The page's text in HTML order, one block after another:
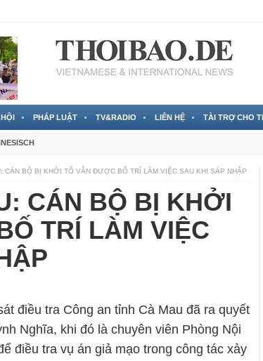
PHÁP LUẬT TV&RADIO LIÊN HỆ TÀI TRỢ CHO
CÁN BỘ BỊ KHỞI TỐ VẪN ĐƯỢC BỐ TRÍ LÀM VIỆC SAU KHI SÁP NHẬP
CÁN BỘ BỊ KHỞI
TRÍ LÀM VIỆC
điều tra Công an tỉnh Cà Mau đã ra quyết
Nghĩa, khi đó là chuyên viên Phòng Nội
điều tra vụ án giả mạo trong công tác xảy